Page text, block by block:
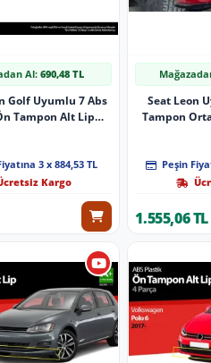
Al: 690,48 TL
Golf Uyumlu 7 Abs
Tampon Alt Lip
3 x 884,53 TL
Kargo
Seat Leon
Tampon
Peşin
1.555,06 TL